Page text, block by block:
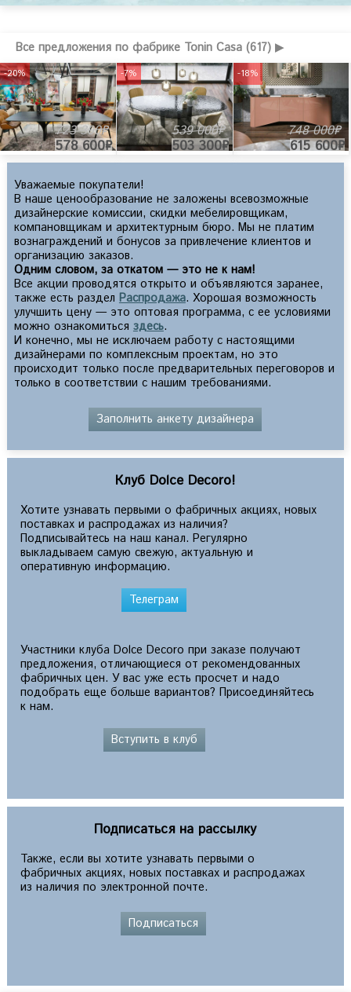
Все предложения по фабрике Tonin Casa (617) ▶
723 300₽
578 600₽
-20%
539 000₽
503 300₽
-7%
748 000₽
615 600₽
-18%
Уважаемые покупатели!
В наше ценообразование не заложены всевозможные
дизайнерские комиссии, скидки мебелировщикам,
компановщикам и архитектурным бюро. Мы не платим
вознаграждений и бонусов за привлечение клиентов и
организацию заказов.
Одним словом, за откатом — это не к нам!
Все акции проводятся открыто и объявляются заранее,
также есть раздел Распродажа. Хорошая возможность
улучшить цену — это оптовая программа, с ее условиями
можно ознакомиться здесь.
И конечно, мы не исключаем работу с настоящими
дизайнерами по комплексным проектам, но это
происходит только после предварительных переговоров и
только в соответствии с нашим требованиями.
Заполнить анкету дизайнера
Клуб Dolce Decoro!
Хотите узнавать первыми о фабричных акциях, новых
поставках и распродажах из наличия?
Подписывайтесь на наш канал. Регулярно
выкладываем самую свежую, актуальную и
оперативную информацию.
Телеграм
Участники клуба Dolce Decoro при заказе получают
предложения, отличающиеся от рекомендованных
фабричных цен. У вас уже есть просчет и надо
подобрать еще больше вариантов? Присоединяйтесь
к нам.
Вступить в клуб
Подписаться на рассылку
Также, если вы хотите узнавать первыми о
фабричных акциях, новых поставках и распродажах
из наличия по электронной почте.
Подписаться